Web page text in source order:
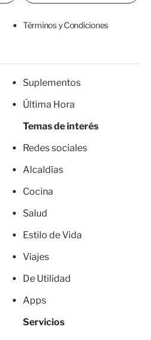
Términos y Condiciones
Suplementos
Última Hora
Temas de interés
Redes sociales
Alcaldías
Cocina
Salud
Estilo de Vida
Viajes
De Utilidad
Apps
Servicios